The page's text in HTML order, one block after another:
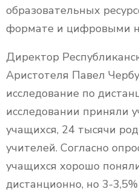
образовательных
формате и цифровыми
Директор
Аристотеля Павел
исследование по
исследовании приняли
учащихся, 24 тысячи
учителей. Согласно
учащихся хорошо
дистанционно, но 3-